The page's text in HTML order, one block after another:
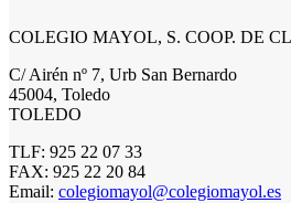
COLEGIO MAYOL, S. COOP. DE
C/ Airén nº 7, Urb San Bernardo
45004, Toledo
TOLEDO
TLF: 925 22 07 33
FAX: 925 22 20 84
Email: colegiomayol@colegiomayol.es